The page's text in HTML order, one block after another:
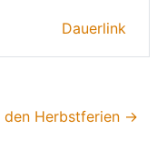
Dauerlink
den Herbstferien →